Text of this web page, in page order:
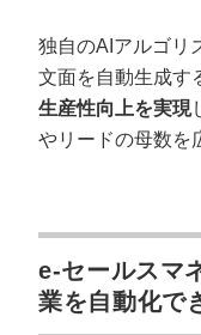
独自のAIアルゴリ
文面を自動生成す
生産性向上を実現
やリードの母数を
e-セールスマ
業を自動化で